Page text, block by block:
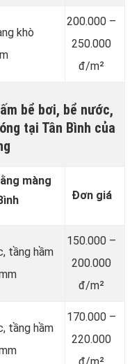
khò
200.000 –
250.000
đ/m²
bể bơi, bể nước,
tại Tân Bình của
màng
Đơn giá
tầng hầm
150.000 –
200.000
đ/m²
tầng hầm
170.000 –
220.000
đ/m²